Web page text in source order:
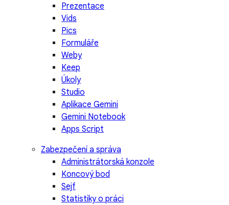
Prezentace
Vids
Pics
Formuláře
Weby
Keep
Úkoly
Studio
Aplikace Gemini
Gemini Notebook
Apps Script
Zabezpečení a správa
Administrátorská konzole
Koncový bod
Sejf
Statistiky o práci